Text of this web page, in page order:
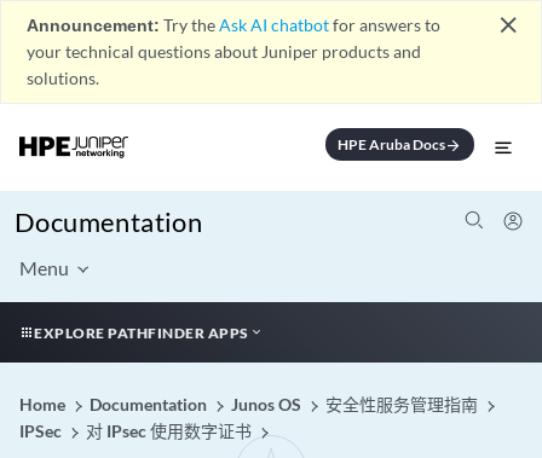
Announcement: Try theAsk AI chatbotfor answers to
your technical questions about Juniper products and
solutions.
close
HPE Aruba Docsarrow_forward
Documentation
Menu
EXPLORE PATHFINDER APPS
Home Documentation Junos OS
安全性服务管理指南
IPSec
对 IPsec 使用数字证书